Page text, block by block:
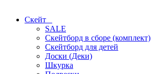
Скейт
SALE
Скейтборд в сборе (комплект)
Скейтборд для детей
Доски (Деки)
Шкурка